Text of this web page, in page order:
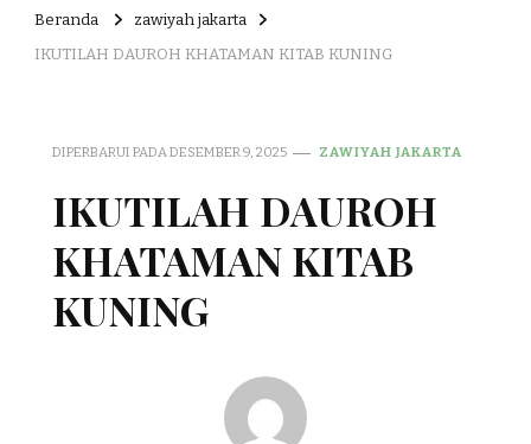
Beranda
zawiyah jakarta
IKUTILAH DAUROH KHATAMAN KITAB KUNING
DIPERBARUI PADADESEMBER 9, 2025 ZAWIYAH JAKARTA
IKUTILAH DAUROH
KHATAMAN KITAB
KUNING